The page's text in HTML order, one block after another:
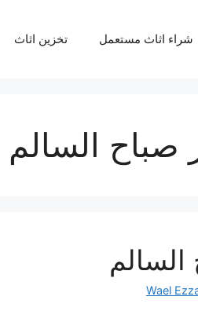
شراء اثاث مستعمل تخزين اثاث
صباح السالم
السالم
Wael